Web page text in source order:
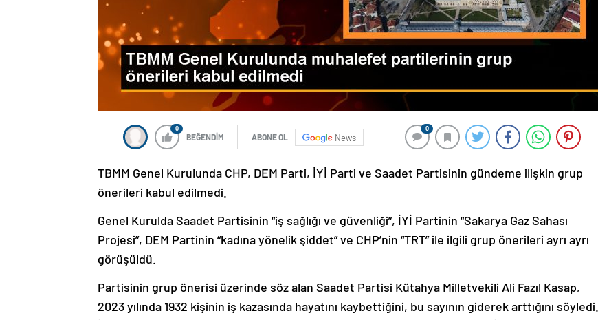
0
BEĞENDİM ABONE OL News
0
TBMM Genel Kurulunda CHP, DEM Parti, İYİ Parti ve Saadet Partisinin gündeme ilişkin grup
önerileri kabul edilmedi.
Genel Kurulda Saadet Partisinin “iş sağlığı ve güvenliği”, İYİ Partinin “Sakarya Gaz Sahası
Projesi”, DEM Partinin “kadına yönelik şiddet” ve CHP’nin “TRT” ile ilgili grup önerileri ayrı ayrı
görüşüldü.
Partisinin grup önerisi üzerinde söz alan Saadet Partisi Kütahya Milletvekili Ali Fazıl Kasap,
2023 yılında 1932 kişinin iş kazasında hayatını kaybettiğini, bu sayının giderek arttığını söyledi.